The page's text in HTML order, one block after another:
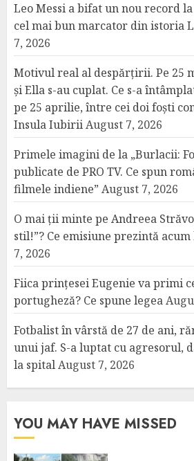
Leo Messi a bifat un nou record
cel mai bun marcator din istoria
7, 2026
Motivul real al despărțirii. Pe 25
și Ella s-au cuplat. Ce s-a
pe 25 aprilie, între cei doi foști
Insula IubiriiAugust 7, 2026
Primele imagini de la „Burlacii:
publicate de PRO TV. Ce spun
filmele indiene” August 7, 2026
O mai ții minte pe Andreea
stil!”? Ce emisiune prezintă acum
7, 2026
Fiica prințesei Eugenie va primi
portugheză? Ce spune legea
Fotbalist în vârstă de 27 de ani,
unui jaf. S-a luptat cu agresorul,
la spitalAugust 7, 2026
YOU MAY HAVE MISSED